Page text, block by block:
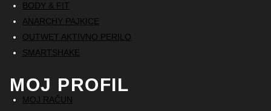
BODY & FIT
ANARCHY PAJKICE
OUTWET AKTIVNO PERILO
SMARTSHAKE
MOJ PROFIL
MOJ RAČUN